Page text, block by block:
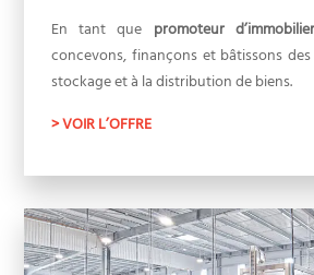
En tant que promoteur
concevons, finançons et bâtissons
stockage et à la distribution de biens.
> VOIR L’OFFRE